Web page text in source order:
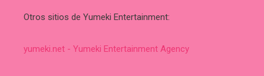
Otros sitios de Yumeki Entertainment:
yumeki.net - Yumeki Entertainment Agency